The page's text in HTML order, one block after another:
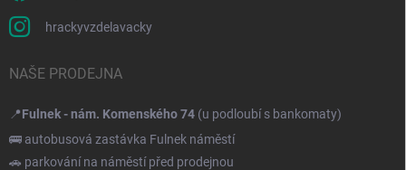
hrackyvzdelavacky
NAŠE PRODEJNA
📍Fulnek - nám. Komenského 74 (u podloubí s bankomaty)
🚌 autobusová zastávka Fulnek náměstí
🚗 parkování na náměstí před prodejnou